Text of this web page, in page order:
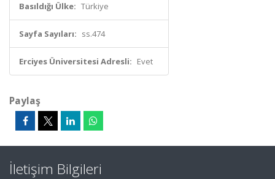
Basıldığı Ülke: Türkiye
Sayfa Sayıları: ss.474
Erciyes Üniversitesi Adresli: Evet
Paylaş
İletişim Bilgileri